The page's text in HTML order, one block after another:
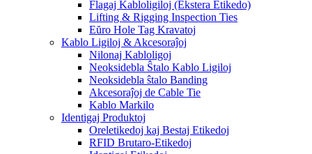
Flagaj Kabloligiloj (Ekstera Etikedo)
Lifting & Rigging Inspection Ties
Eŭro Hole Tag Kravatoj
Kablo Ligiloj & Akcesoraĵoj
Nilonaj Kabloligoj
Neoksidebla Ŝtalo Kablo Ligiloj
Neoksidebla ŝtalo Banding
Akcesoraĵoj de Cable Tie
Kablo Markilo
Identigaj Produktoj
Oreletikedoj kaj Bestaj Etikedoj
RFID Brutaro-Etikedoj